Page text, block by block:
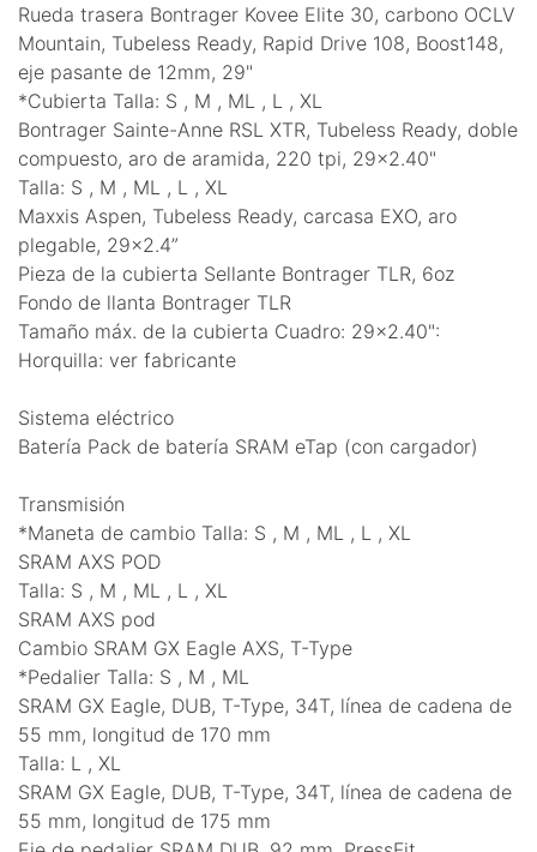
Rueda trasera Bontrager Kovee Elite 30, carbono OCLV
Mountain, Tubeless Ready, Rapid Drive 108, Boost148,
eje pasante de 12mm, 29"
*Cubierta Talla: S , M , ML , L , XL
Bontrager Sainte-Anne RSL XTR, Tubeless Ready, doble
compuesto, aro de aramida, 220 tpi, 29x2.40"
Talla: S , M , ML , L , XL
Maxxis Aspen, Tubeless Ready, carcasa EXO, aro
plegable, 29x2.4”
Pieza de la cubierta Sellante Bontrager TLR, 6oz
Fondo de llanta Bontrager TLR
Tamaño máx. de la cubierta Cuadro: 29x2.40":
Horquilla: ver fabricante
Sistema eléctrico
Batería Pack de batería SRAM eTap (con cargador)
Transmisión
*Maneta de cambio Talla: S , M , ML , L , XL
SRAM AXS POD
Talla: S , M , ML , L , XL
SRAM AXS pod
Cambio SRAM GX Eagle AXS, T-Type
*Pedalier Talla: S , M , ML
SRAM GX Eagle, DUB, T-Type, 34T, línea de cadena de
55 mm, longitud de 170 mm
Talla: L , XL
SRAM GX Eagle, DUB, T-Type, 34T, línea de cadena de
55 mm, longitud de 175 mm